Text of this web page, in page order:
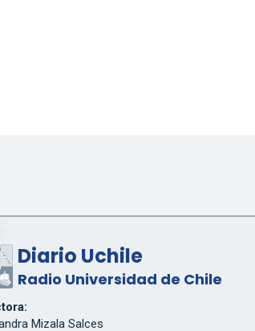
Diario Uchile
Radio Universidad de Chile
Mizala Salces